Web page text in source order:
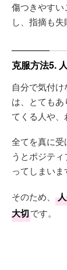
傷つきやす
し、指摘も失
克服方法5.
自分で気付
は、とても
てくる人や、
全てを真に受
うとポジテ
ってしまいま
そのため、
大切です。